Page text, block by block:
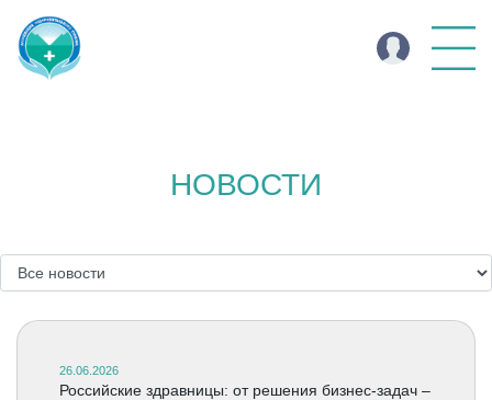
НОВОСТИ
26.06.2026
Российские здравницы: от решения бизнес-задач –